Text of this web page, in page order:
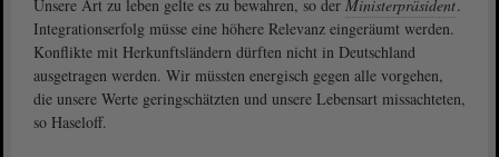
Unsere Art zu leben gelte es zu bewahren, so der Ministerpräsident.
Integrationserfolg müsse eine höhere Relevanz eingeräumt werden.
Konflikte mit Herkunftsländern dürften nicht in Deutschland
ausgetragen werden. Wir müssten energisch gegen alle vorgehen,
die unsere Werte geringschätzten und unsere Lebensart missachteten,
so Haseloff.